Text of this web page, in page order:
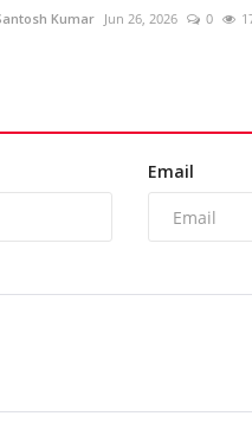
Kumar Jun 26, 2026 0
Email
का फर्जी